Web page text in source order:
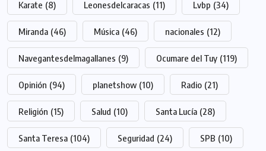
Karate (8) Leonesdelcaracas (11) Lvbp (34)
Miranda (46) Música (46) nacionales (12)
Navegantesdelmagallanes (9) Ocumare del Tuy (119)
Opinión (94) planetshow (10) Radio (21)
Religión (15) Salud (10) Santa Lucía (28)
Santa Teresa (104) Seguridad (24) SPB (10)